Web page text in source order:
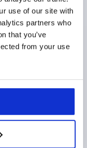
use of our site with
partners who
that you’ve
from your use
RAL7021,
EN AZUL
DE CORTE FÁCIL